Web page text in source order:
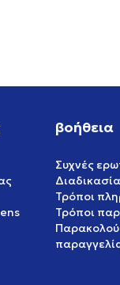
βοήθεια
Συχνές
Τρόποι
Τρόποι